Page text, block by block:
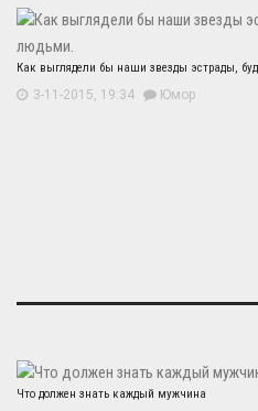
Как выглядели бы наши звезды эстрады,
3-11-2015, 19:34 Юмор
Что должен знать каждый мужчина